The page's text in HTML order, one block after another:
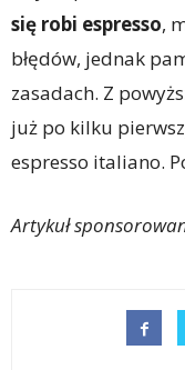
się robi espresso,
błędów, jednak
zasadach. Z
już po kilku
espresso italiano.
Artykuł